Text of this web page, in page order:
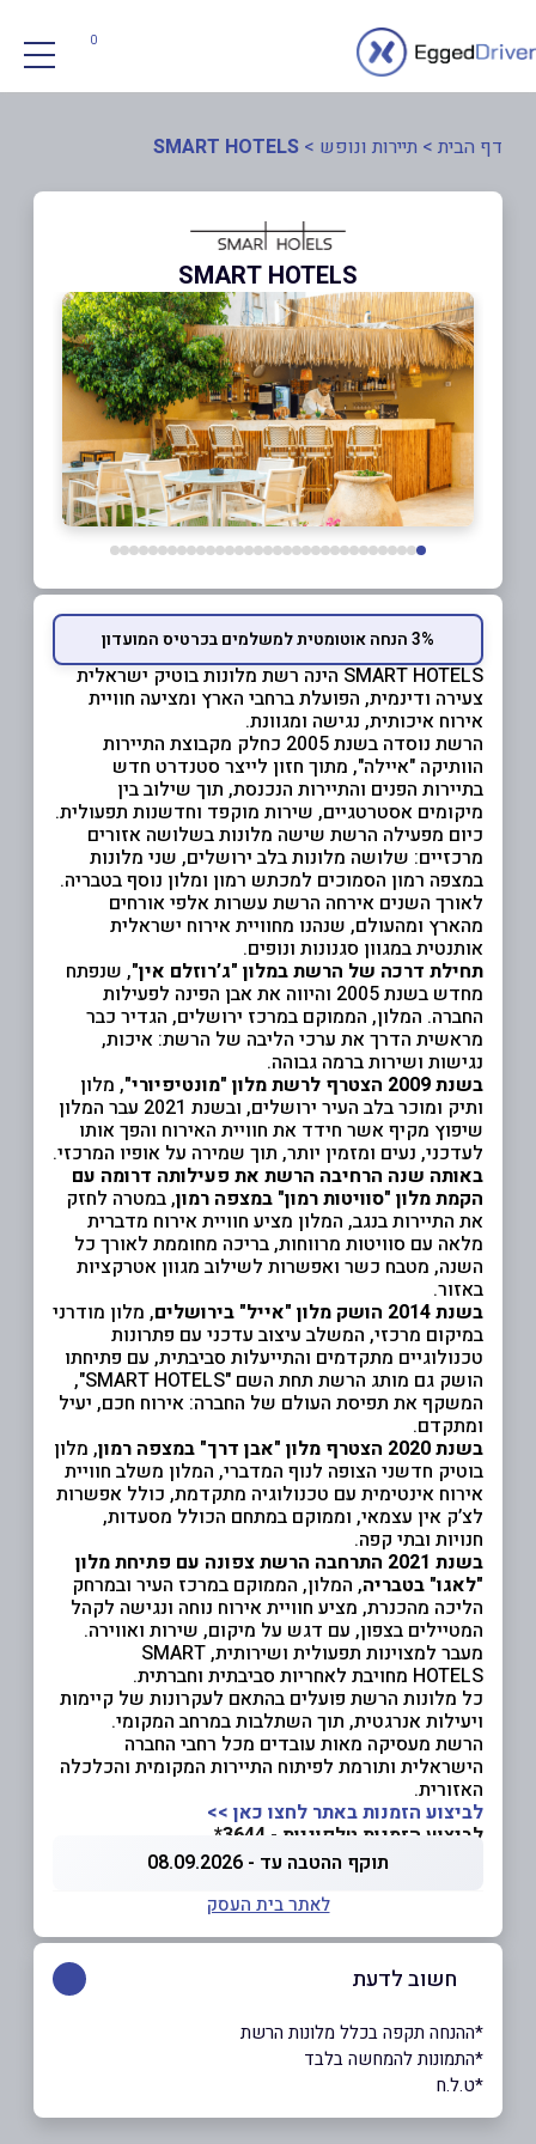
0
דף הבית > תיירות ונופש >
SMART HOTELS
SMART HOTELS
3% הנחה אוטומטית למשלמים בכרטיס המועדון
SMART HOTELS הינה רשת מלונות בוטיק ישראלית
צעירה ודינמית, הפועלת ברחבי הארץ ומציעה חוויית
אירוח איכותית, נגישה ומגוונת.
הרשת נוסדה בשנת 2005 כחלק מקבוצת התיירות
הוותיקה "איילה", מתוך חזון לייצר סטנדרט חדש
בתיירות הפנים והתיירות הנכנסת, תוך שילוב בין
מיקומים אסטרטגיים, שירות מוקפד וחדשנות תפעולית.
כיום מפעילה הרשת שישה מלונות בשלושה אזורים
מרכזיים: שלושה מלונות בלב ירושלים, שני מלונות
במצפה רמון הסמוכים למכתש רמון ומלון נוסף בטבריה.
לאורך השנים אירחה הרשת עשרות אלפי אורחים
מהארץ ומהעולם, שנהנו מחוויית אירוח ישראלית
אותנטית במגוון סגנונות ונופים.
תחילת דרכה של הרשת במלון "ג’רוזלם אין", שנפתח
מחדש בשנת 2005 והיווה את אבן הפינה לפעילות
החברה. המלון, הממוקם במרכז ירושלים, הגדיר כבר
מראשית הדרך את ערכי הליבה של הרשת: איכות,
נגישות ושירות ברמה גבוהה.
בשנת 2009 הצטרף לרשת מלון "מונטיפיורי" , מלון
ותיק ומוכר בלב העיר ירושלים, ובשנת 2021 עבר המלון
שיפוץ מקיף אשר חידד את חוויית האירוח והפך אותו
לעדכני, נעים ומזמין יותר, תוך שמירה על אופיו המרכזי.
באותה שנה הרחיבה הרשת את פעילותה דרומה עם
הקמת מלון "סוויטות רמון" במצפה רמון, במטרה לחזק
את התיירות בנגב, המלון מציע חוויית אירוח מדברית
מלאה עם סוויטות מרווחות, בריכה מחוממת לאורך כל
השנה, מטבח כשר ואפשרות לשילוב מגוון אטרקציות
באזור.
בשנת 2014 הושק מלון "אייל" בירושלים , מלון מודרני
במיקום מרכזי, המשלב עיצוב עדכני עם פתרונות
טכנולוגיים מתקדמים והתייעלות סביבתית, עם פתיחתו
הושק גם מותג הרשת תחת השם "SMART HOTELS",
המשקף את תפיסת העולם של החברה: אירוח חכם, יעיל
ומתקדם.
בשנת 2020 הצטרף מלון "אבן דרך" במצפה רמון , מלון
בוטיק חדשני הצופה לנוף המדברי, המלון משלב חוויית
אירוח אינטימית עם טכנולוגיה מתקדמת, כולל אפשרות
לצ’ק אין עצמאי, וממוקם במתחם הכולל מסעדות,
חנויות ובתי קפה.
בשנת 2021 התרחבה הרשת צפונה עם פתיחת מלון
"לאגו" בטבריה, המלון, הממוקם במרכז העיר ובמרחק
הליכה מהכנרת, מציע חוויית אירוח נוחה ונגישה לקהל
המטיילים בצפון, עם דגש על מיקום, שירות ואווירה.
מעבר למצוינות תפעולית ושירותית, SMART
HOTELS מחויבת לאחריות סביבתית וחברתית.
כל מלונות הרשת פועלים בהתאם לעקרונות של קיימות
ויעילות אנרגטית, תוך השתלבות במרחב המקומי.
הרשת מעסיקה מאות עובדים מכל רחבי החברה
הישראלית ותורמת לפיתוח התיירות המקומית והכלכלה
האזורית.
לביצוע הזמנות באתר לחצו כאן >>
לביצוע הזמנות טלפוניות - 3644*
תוקף ההטבה עד - 08.09.2026
לאתר בית העסק
חשוב לדעת
*ההנחה תקפה בכלל מלונות הרשת
*התמונות להמחשה בלבד
*ט.ל.ח